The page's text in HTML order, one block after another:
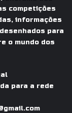
competições
informações
para
o mundo dos
para a rede